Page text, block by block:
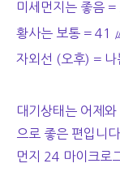
미세먼지는 좋음
황사는 보통 = 41
자외선 (오후) = 나
대기상태는 어제
으로 좋은 편입니
먼지 24 마이크로